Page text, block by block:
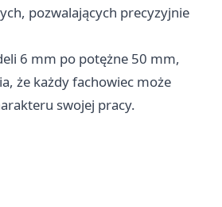
pozwalających precyzyjnie
6 mm po potężne 50 mm,
że każdy fachowiec może
swojej pracy.